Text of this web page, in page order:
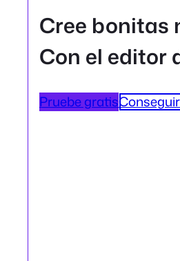
Cree bonitas
Con el editor
Pruebe gratis